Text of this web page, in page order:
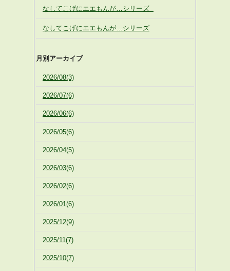
なしてこげにエエもんが…シリーズ
なしてこげにエエもんが…シリーズ
月別アーカイブ
2026/08(3)
2026/07(6)
2026/06(6)
2026/05(6)
2026/04(5)
2026/03(6)
2026/02(6)
2026/01(6)
2025/12(9)
2025/11(7)
2025/10(7)